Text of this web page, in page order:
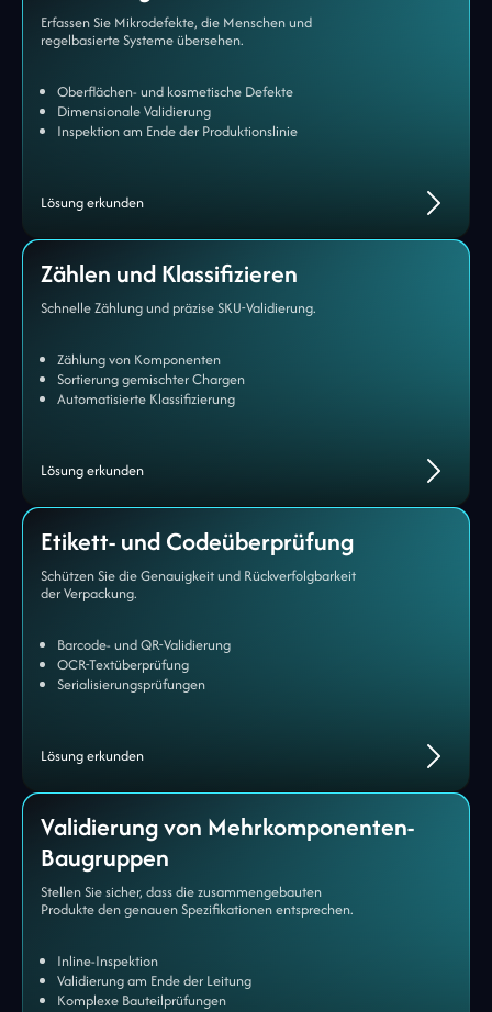
Erfassen Sie Mikrodefekte, die Menschen und
regelbasierte Systeme übersehen.
Oberflächen- und kosmetische Defekte
Dimensionale Validierung
Inspektion am Ende der Produktionslinie
Lösung erkunden
Zählen und Klassifizieren
Schnelle Zählung und präzise SKU-Validierung.
Zählung von Komponenten
Sortierung gemischter Chargen
Automatisierte Klassifizierung
Lösung erkunden
Etikett- und Codeüberprüfung
Schützen Sie die Genauigkeit und Rückverfolgbarkeit
der Verpackung.
Barcode- und QR-Validierung
OCR-Textüberprüfung
Serialisierungsprüfungen
Lösung erkunden
Validierung von Mehrkomponenten-
Baugruppen
Stellen Sie sicher, dass die zusammengebauten
Produkte den genauen Spezifikationen entsprechen.
Inline-Inspektion
Validierung am Ende der Leitung
Komplexe Bauteilprüfungen